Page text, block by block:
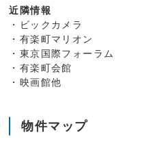
近隣情報
・ビックカメラ
・有楽町マリオン
・東京国際フォーラム
・有楽町会館
・映画館他
物件マップ